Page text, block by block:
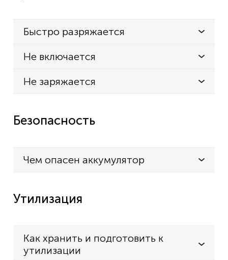
Быстро разряжается
Не включается
Не заряжается
Безопасность
Чем опасен аккумулятор
Утилизация
Как хранить и подготовить к
утилизации